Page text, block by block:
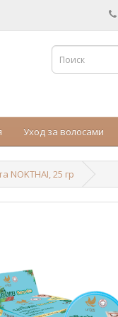
Уход за волосами
25 гр